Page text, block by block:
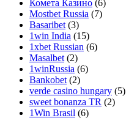
Комета Казино (6)
Mostbet Russia (7)
Basaribet (3)
1win India (15)
1xbet Russian (6)
Masalbet (2)
1winRussia (6)
Bankobet (2)
verde casino hungary (5)
sweet bonanza TR (2)
1Win Brasil (6)